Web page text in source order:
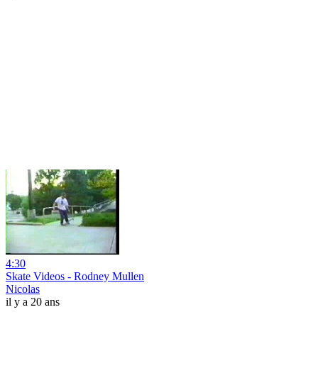
4:30
Skate Videos - Rodney Mullen
Nicolas
il y a 20 ans